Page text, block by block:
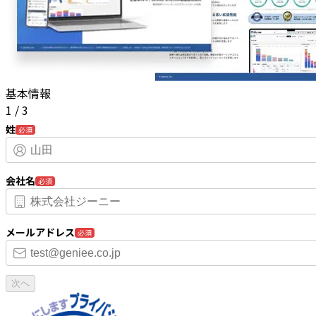
基本情報
1 /3
姓 必須
会社名 必須
メールアドレス 必須
次へ